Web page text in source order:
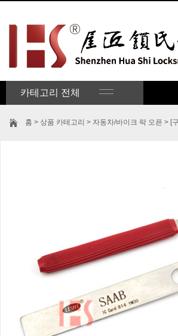
카테고리 전체
홈 > 상품 카테고리 > 자동차/바이크 락 오픈 > [